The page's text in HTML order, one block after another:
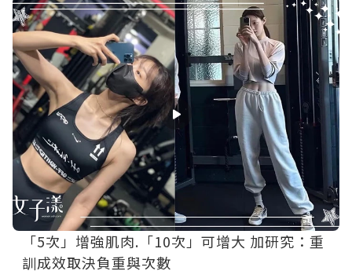
「5次」增強肌肉.「10次」可增大 加研究：重
訓成效取決負重與次數